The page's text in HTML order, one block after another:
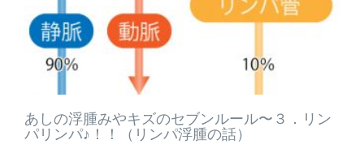
あしの浮腫みやキズのセブンルール〜３．リン
パリンパ♪！！（リンパ浮腫の話）